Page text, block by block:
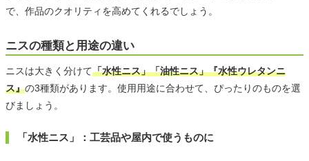
で、作品のクオリティを高めてくれるでしょう。
ニスの種類と用途の違い
ニスは大きく分けて「水性ニス」「油性ニス」『水性ウレタンニ
ス』の3種類があります。使用用途に合わせて、ぴったりのものを選
びましょう。
「水性ニス」：工芸品や屋内で使うものに